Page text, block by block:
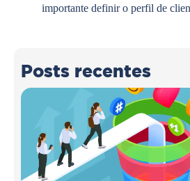
importante definir o perfil de
Posts recentes